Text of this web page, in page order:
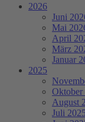
2026
Juni
Mai
April
März
Januar
2025
Oktober
August
Juli